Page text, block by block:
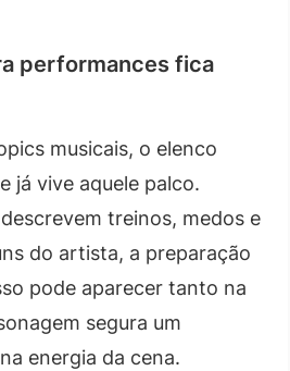
performances fica
musicais, o elenco
já vive aquele palco.
treinos, medos e
do artista, a preparação
pode aparecer tanto na
segura um
energia da cena.